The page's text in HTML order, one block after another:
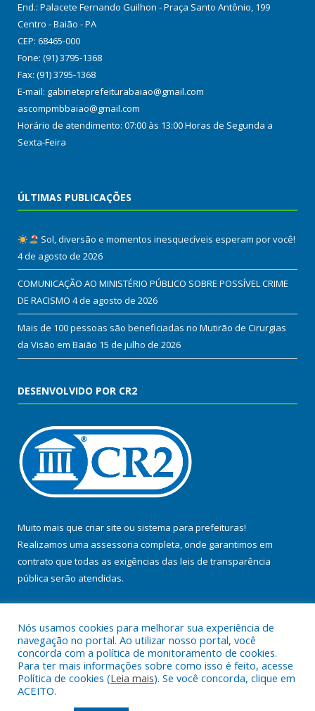
End.: Palacete Fernando Guilhon - Praça Santo Antônio, 199
Centro - Baião - PA
CEP: 68465-000
Fone: (91) 3795-1368
Fax: (91) 3795-1368
E-mail: gabineteprefeiturabaiao@gmail.com
ascompmbbaiao@gmail.com
Horário de atendimento: 07:00 às 13:00 Horas de Segunda a
Sexta-Feira
ÚLTIMAS PUBLICAÇÕES
Sol, diversão e momentos inesquecíveis esperam por você!
4 de agosto de 2026
COMUNICAÇÃO AO MINISTÉRIO PÚBLICO SOBRE POSSÍVEL CRIME
DE RACISMO 4 de agosto de 2026
Mais de 100 pessoas são beneficiadas no Mutirão de Cirurgias
da Visão em Baião 15 de julho de 2026
DESENVOLVIDO POR CR2
Muito mais que criar site ou sistema para prefeituras!
Realizamos uma assessoria completa, onde garantimos em
contrato que todas as exigências das leis de transparência
pública serão atendidas.
Todos os direitos reservados a Prefeitura Municipal de Baião.
Nós usamos cookies para melhorar sua experiência de
navegação no portal. Ao utilizar nosso portal, você
concorda com a política de monitoramento de cookies.
Para ter mais informações sobre como isso é feito, acesse
Política de cookies (Leia mais). Se você concorda, clique em
ACEITO.